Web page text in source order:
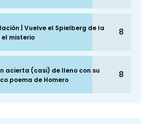
| Vuelve el Spielberg de la
misterio
8
acierta (casi) de lleno con su
poema de Homero
8